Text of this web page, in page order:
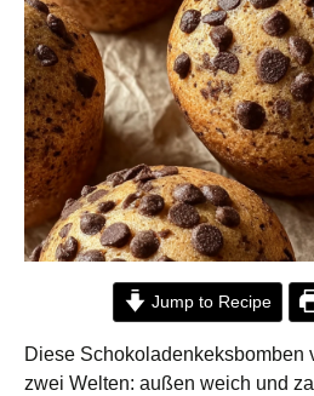
Jump to Recipe
Diese Schokoladenkeksbomben
zwei Welten: außen weich und